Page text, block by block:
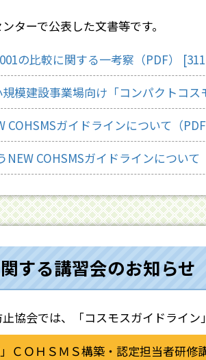
ターで公表した文書等です。
の比較に関する一考察（PDF）
規模建設事業場向け「コンパクトコ
COHSMSガイドラインについて（
NEW COHSMSガイドラインについて
する講習会のお知らせ
協会では、「コスモスガイドライ
」ＣＯＨＳＭＳ構築・認定担当者研修